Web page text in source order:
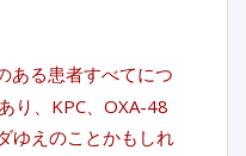
ある患者すべてにつ
り、KPC、OXA-48
ゆえのことかもしれ